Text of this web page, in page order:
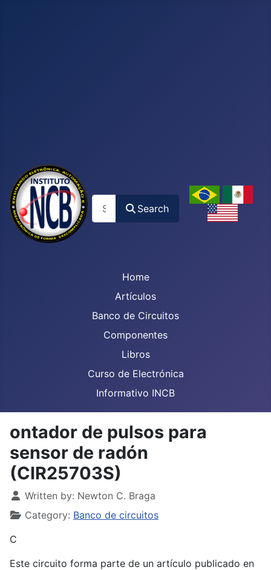
Search
Home
Artículos
Banco de Circuitos
Componentes
Libros
Curso de Electrónica
Informativo INCB
ontador de pulsos para
sensor de radón
(CIR25703S)
Details
Written by: Newton C. Braga
Category: Banco de circuitos
C
Este circuito forma parte de un artículo publicado en